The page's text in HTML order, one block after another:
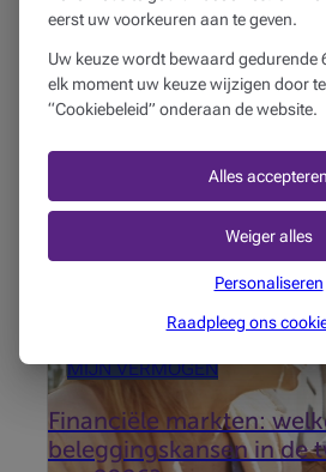
Deze artikelen
ook
MIJN VERMOGEN
Financiële markten:
beleggingskansen in de
Ondanks geopolitieke
zullen in de tweede helft van
maken?
eerst uw voorkeuren aan te geven.
Uw keuze wordt bewaard gedurende
elk moment uw keuze wijzigen door
“Cookiebeleid” onderaan de website.
Alles accepteren
Weiger alles
Personaliseren
Raadpleeg ons